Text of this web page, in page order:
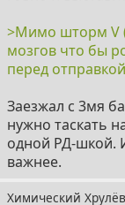
>Мимо шторм V
мозгов что бы
перед
Заезжал с 3мя
нужно таскать
одной РД-шкой.
важнее.
Химический Хрулёв